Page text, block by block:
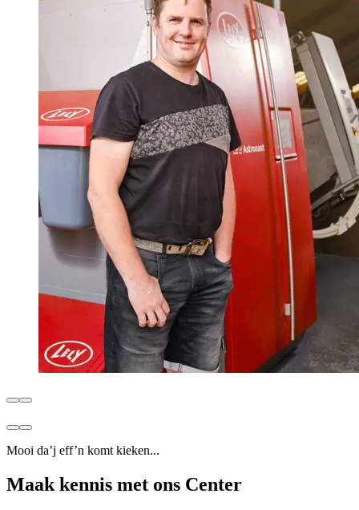
Mooi da’j eff’n komt kieken...
Maak kennis met ons Center